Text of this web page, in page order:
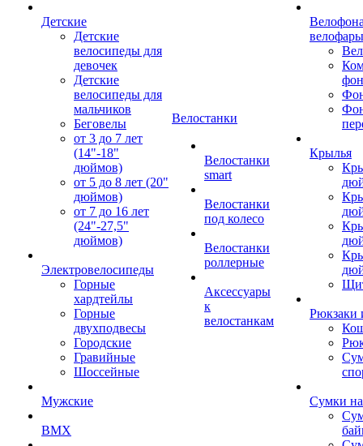
Детские
Детские
велосипеды для
девочек
Детские
велосипеды для
мальчиков
Беговелы
от 3 до 7 лет
(14"-18"
дюймов)
от 5 до 8 лет (20"
дюймов)
от 7 до 16 лет
(24"-27,5"
дюймов)
Электровелосипеды
Горные
хардтейлы
Горные
двухподвесы
Городские
Гравийные
Шоссейные
Мужские
BMX
Велостанки
Велостанки
smart
Велостанки
под колесо
Велостанки
роллерные
Аксессуары
к
велостанкам
велофары
Крылья
Рюкзаки
Сумки